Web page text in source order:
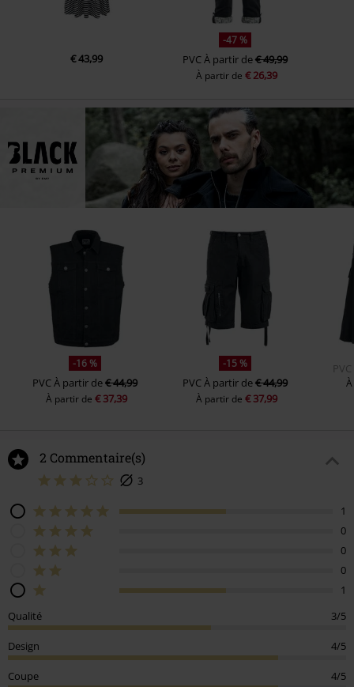
€ 43,99
-47 %
PVCÀ partir de€ 49,99
À partir de€ 26,39
-16 %
PVCÀ partir de€ 44,99
À partir de€ 37,39
-15 %
PVCÀ partir de€ 44,99
À partir de€ 37,99
PVC
2 Commentaire(s)
3
1
0
0
0
1
Qualité
3/5
Design 4/5
Coupe 4/5